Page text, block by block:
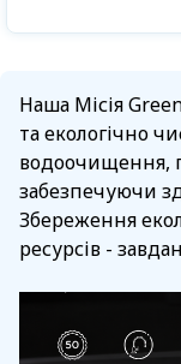
Наша Місія
та екологічно
водоочищення,
забезпечуючи
Збереження
ресурсів -